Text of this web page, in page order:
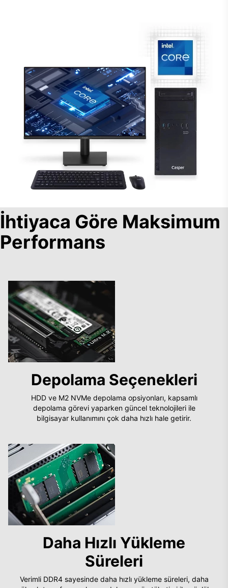
İhtiyaca Göre Maksimum
Performans
Depolama Seçenekleri
HDD ve M2 NVMe depolama opsiyonları, kapsamlı
depolama görevi yaparken güncel teknolojileri ile
bilgisayar kullanımını çok daha hızlı hale getirir.
Daha Hızlı Yükleme
Süreleri
Verimli DDR4 sayesinde daha hızlı yükleme süreleri, daha